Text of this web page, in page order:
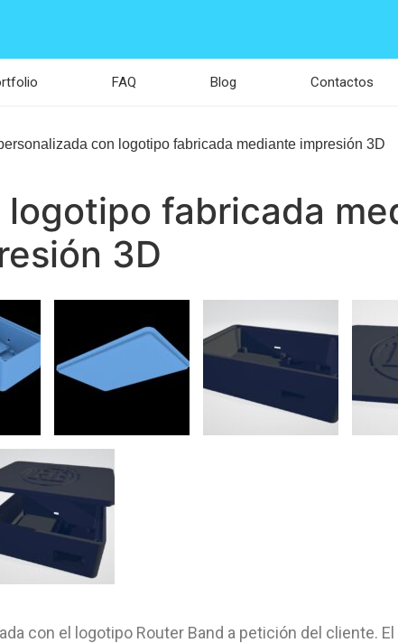
FAQ Blog Contactos
con logotipo fabricada mediante impresión 3D
fabricada
3D
con el logotipo Router Band a petición del cliente.